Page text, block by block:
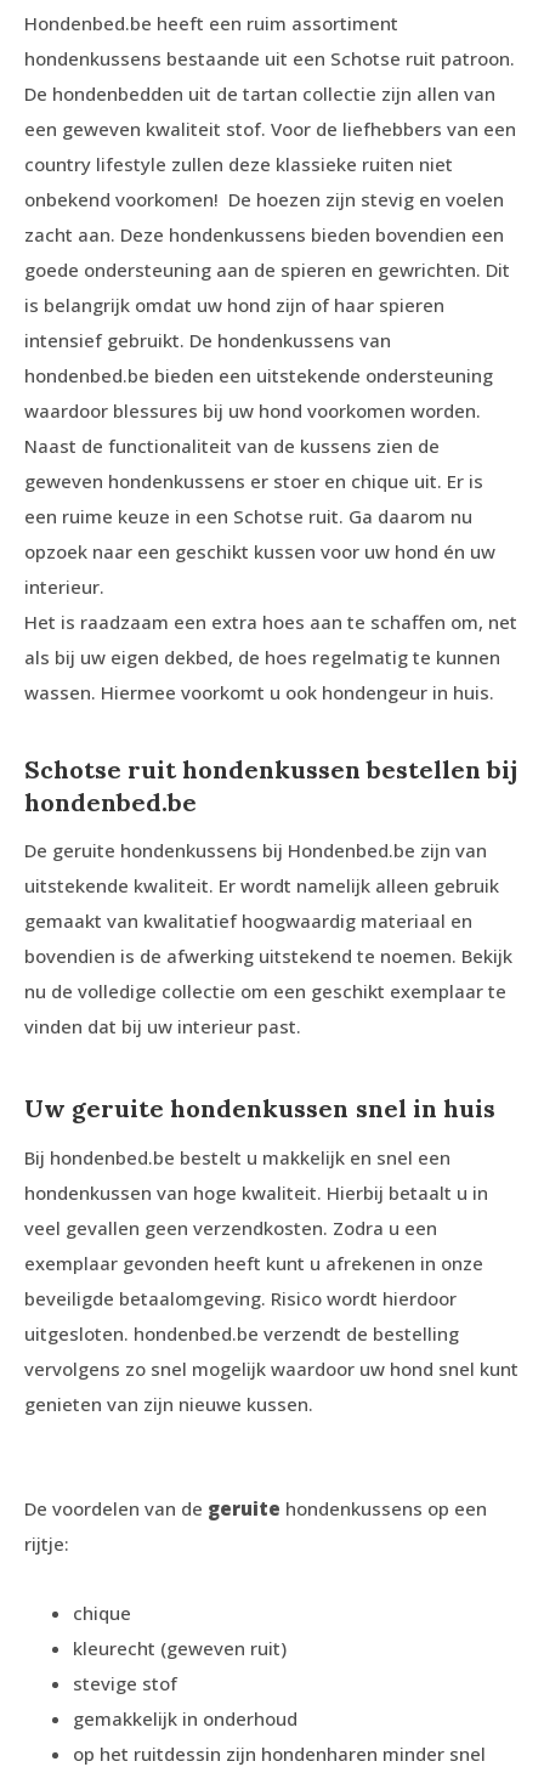
Hondenbed.be heeft een ruim assortiment
hondenkussens bestaande uit een Schotse ruit patroon.
De hondenbedden uit de tartan collectie zijn allen van
een geweven kwaliteit stof. Voor de liefhebbers van een
country lifestyle zullen deze klassieke ruiten niet
onbekend voorkomen! De hoezen zijn stevig en voelen
zacht aan. Deze hondenkussens bieden bovendien een
goede ondersteuning aan de spieren en gewrichten. Dit
is belangrijk omdat uw hond zijn of haar spieren
intensief gebruikt. De hondenkussens van
hondenbed.be bieden een uitstekende ondersteuning
waardoor blessures bij uw hond voorkomen worden.
Naast de functionaliteit van de kussens zien de
geweven hondenkussens er stoer en chique uit. Er is
een ruime keuze in een Schotse ruit. Ga daarom nu
opzoek naar een geschikt kussen voor uw hond én uw
interieur.
Het is raadzaam een extra hoes aan te schaffen om, net
als bij uw eigen dekbed, de hoes regelmatig te kunnen
wassen. Hiermee voorkomt u ook hondengeur in huis.
Schotse ruit hondenkussen bestellen bij
hondenbed.be
De geruite hondenkussens bij Hondenbed.be zijn van
uitstekende kwaliteit. Er wordt namelijk alleen gebruik
gemaakt van kwalitatief hoogwaardig materiaal en
bovendien is de afwerking uitstekend te noemen. Bekijk
nu de volledige collectie om een geschikt exemplaar te
vinden dat bij uw interieur past.
Uw geruite hondenkussen snel in huis
Bij hondenbed.be bestelt u makkelijk en snel een
hondenkussen van hoge kwaliteit. Hierbij betaalt u in
veel gevallen geen verzendkosten. Zodra u een
exemplaar gevonden heeft kunt u afrekenen in onze
beveiligde betaalomgeving. Risico wordt hierdoor
uitgesloten. hondenbed.be verzendt de bestelling
vervolgens zo snel mogelijk waardoor uw hond snel kunt
genieten van zijn nieuwe kussen.
De voordelen van de geruite hondenkussens op een
rijtje:
chique
kleurecht (geweven ruit)
stevige stof
gemakkelijk in onderhoud
op het ruitdessin zijn hondenharen minder snel